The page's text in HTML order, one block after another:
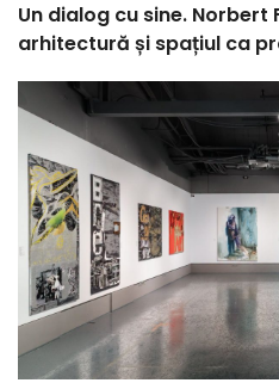
Un dialog cu sine. Norbert
arhitectură și spațiul ca